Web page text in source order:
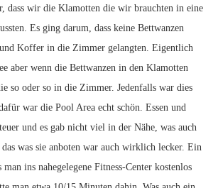
dass wir die Klamotten die wir brauchten in eine
Es ging darum, dass keine Bettwanzen
Koffer in die Zimmer gelangten. Eigentlich
aber wenn die Bettwanzen in den Klamotten
so oder so in die Zimmer. Jedenfalls war dies
war die Pool Area echt schön. Essen und
und es gab nicht viel in der Nähe, was auch
was sie anboten war auch wirklich lecker. Ein
man ins nahegelegene Fitness-Center kostenlos